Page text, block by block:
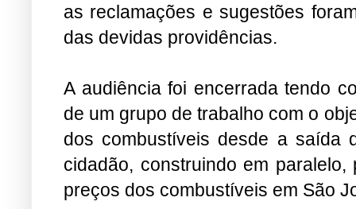
as reclamações e sugestões
das devidas providências.
A audiência foi encerrada tendo
de um grupo de trabalho com o
dos combustíveis desde a saída
cidadão, construindo em
preços dos combustíveis em São